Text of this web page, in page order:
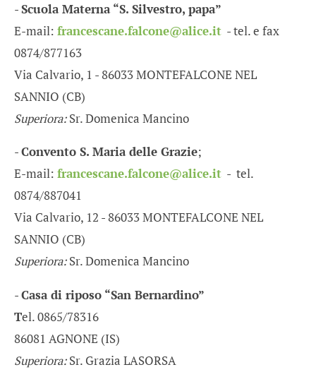
-Scuola Materna “S. Silvestro, papa”
E-mail: francescane.falcone@alice.it - tel. e fax
0874/877163
Via Calvario, 1 - 86033 MONTEFALCONE NEL
SANNIO (CB)
Superiora:Sr. Domenica Mancino
-Convento S. Maria delle Grazie;
E-mail: francescane.falcone@alice.it - tel.
0874/887041
Via Calvario, 12 - 86033 MONTEFALCONE NEL
SANNIO (CB)
Superiora:Sr. Domenica Mancino
-Casa di riposo “San Bernardino”
Tel. 0865/78316
86081 AGNONE (IS)
Superiora:Sr. Grazia LASORSA